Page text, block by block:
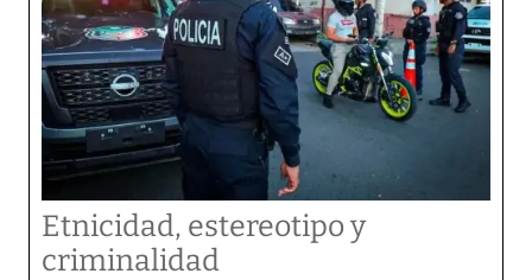
Etnicidad, estereotipo y
criminalidad